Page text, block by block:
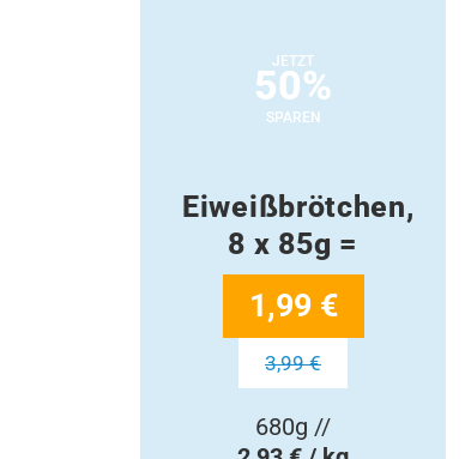
JETZT
50%
SPAREN
Eiweißbrötchen,
8 x 85g =
1,99 €
3,99 €
680g //